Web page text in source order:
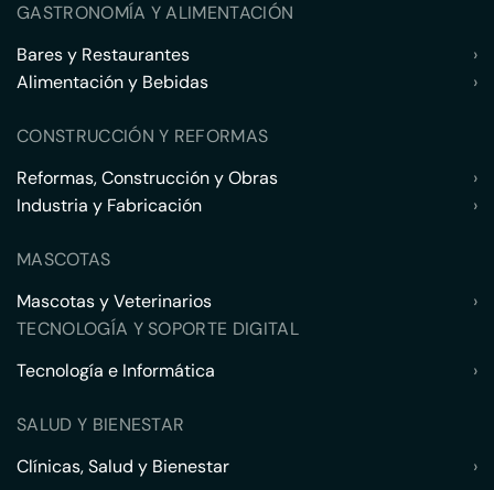
GASTRONOMÍA Y ALIMENTACIÓN
Bares y Restaurantes
›
Alimentación y Bebidas
›
CONSTRUCCIÓN Y REFORMAS
Reformas, Construcción y Obras
›
Industria y Fabricación
›
MASCOTAS
Mascotas y Veterinarios
›
TECNOLOGÍA Y SOPORTE DIGITAL
Tecnología e Informática
›
SALUD Y BIENESTAR
Clínicas, Salud y Bienestar
›